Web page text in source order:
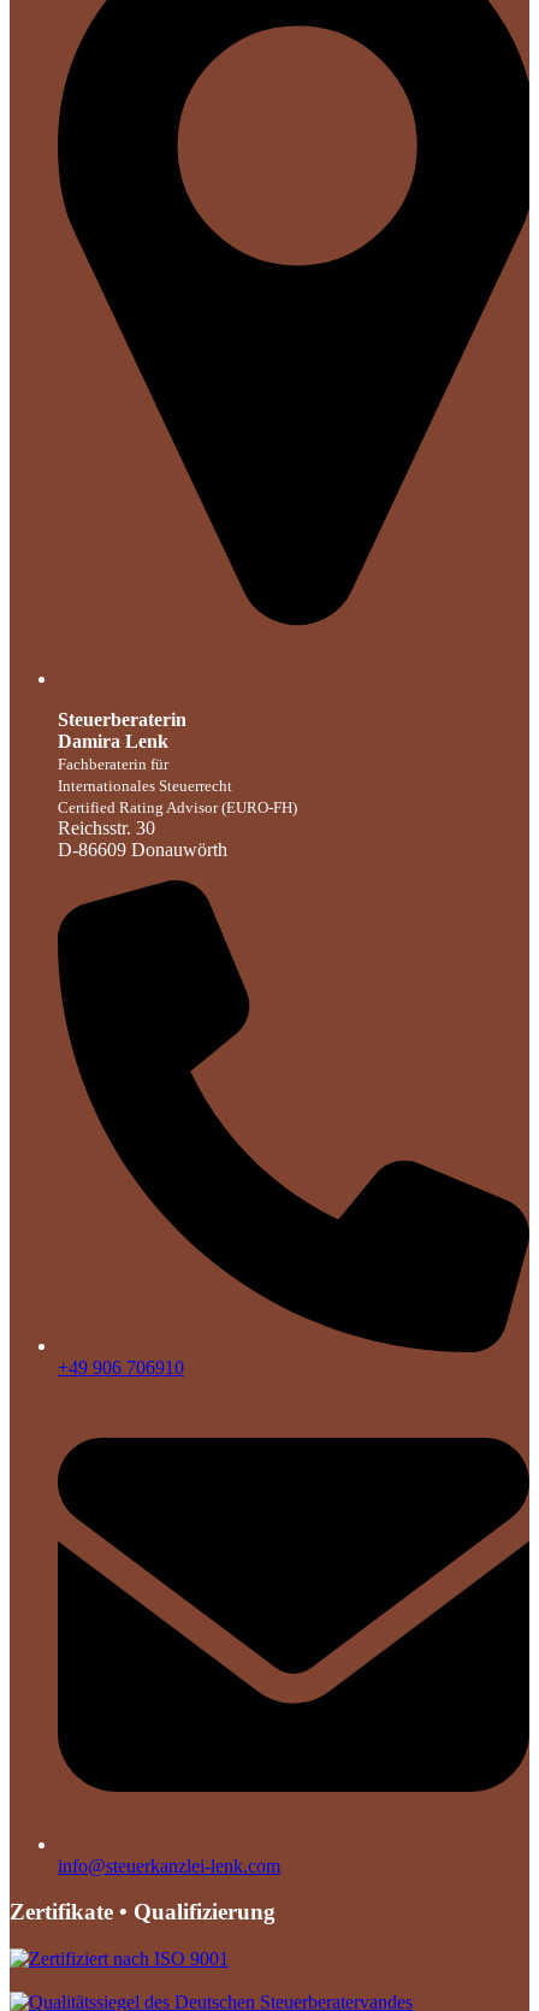
Steuerberaterin
Damira Lenk
Fachberaterin für
Internationales Steuerrecht
Certified Rating Advisor (EURO-FH)
Reichsstr. 30
D-86609 Donauwörth
+49 906 706910
info@steuerkanzlei-lenk.com
Zertifikate • Qualifizierung